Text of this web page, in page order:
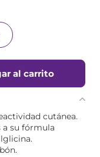
al carrito
cutánea.
a su fórmula